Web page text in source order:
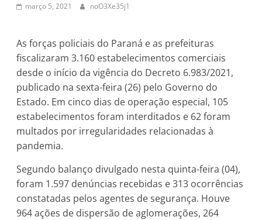
março 5, 2021 noO3Xe35j1
As forças policiais do Paraná e as prefeituras
fiscalizaram 3.160 estabelecimentos comerciais
desde o início da vigência do Decreto 6.983/2021,
publicado na sexta-feira (26) pelo Governo do
Estado. Em cinco dias de operação especial, 105
estabelecimentos foram interditados e 62 foram
multados por irregularidades relacionadas à
pandemia.
Segundo balanço divulgado nesta quinta-feira (04),
foram 1.597 denúncias recebidas e 313 ocorrências
constatadas pelos agentes de segurança. Houve
964 ações de dispersão de aglomerações, 264